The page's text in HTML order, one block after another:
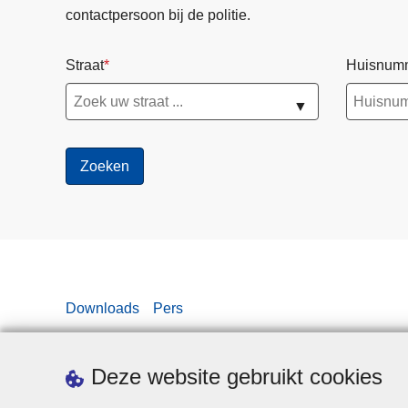
Deze website gebruikt cookies
contactpersoon bij de politie.
Straat
▼
Downloads Pers